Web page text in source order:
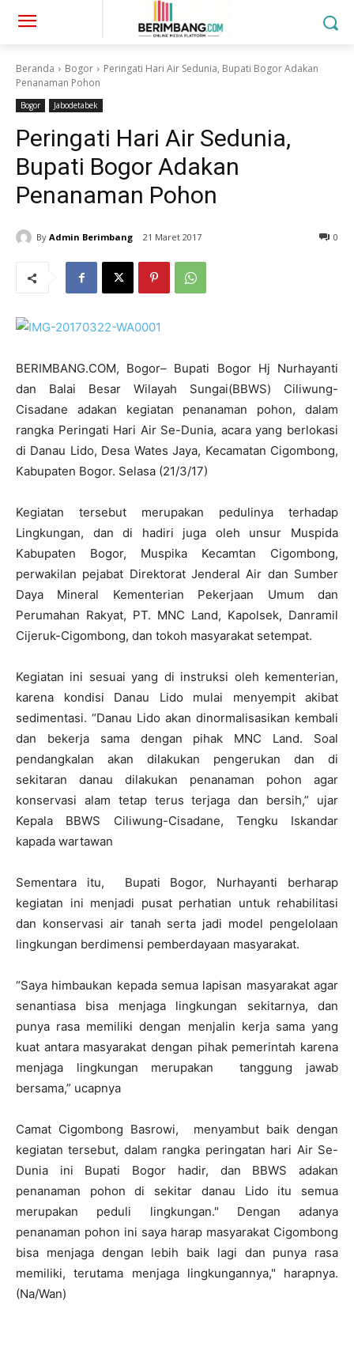
Beranda Bogor
Peringati Hari Air Sedunia, Bupati Bogor Adakan
Penanaman Pohon
Bogor Jabodetabek
Peringati Hari Air Sedunia,
Bupati Bogor Adakan
Penanaman Pohon
By Admin Berimbang 21 Maret 2017 0
BERIMBANG.COM, Bogor– Bupati Bogor Hj Nurhayanti
dan Balai Besar Wilayah Sungai(BBWS) Ciliwung-
Cisadane adakan kegiatan penanaman pohon, dalam
rangka Peringati Hari Air Se-Dunia, acara yang berlokasi
di Danau Lido, Desa Wates Jaya, Kecamatan Cigombong,
Kabupaten Bogor. Selasa (21/3/17)
Kegiatan tersebut merupakan pedulinya terhadap
Lingkungan, dan di hadiri juga oleh unsur Muspida
Kabupaten Bogor, Muspika Kecamtan Cigombong,
perwakilan pejabat Direktorat Jenderal Air dan Sumber
Daya Mineral Kementerian Pekerjaan Umum dan
Perumahan Rakyat, PT. MNC Land, Kapolsek, Danramil
Cijeruk-Cigombong, dan tokoh masyarakat setempat.
Kegiatan ini sesuai yang di instruksi oleh kementerian,
karena kondisi Danau Lido mulai menyempit akibat
sedimentasi. “Danau Lido akan dinormalisasikan kembali
dan bekerja sama dengan pihak MNC Land. Soal
pendangkalan akan dilakukan pengerukan dan di
sekitaran danau dilakukan penanaman pohon agar
konservasi alam tetap terus terjaga dan bersih,” ujar
Kepala BBWS Ciliwung-Cisadane, Tengku Iskandar
kapada wartawan
Sementara itu, Bupati Bogor, Nurhayanti berharap
kegiatan ini menjadi pusat perhatian untuk rehabilitasi
dan konservasi air tanah serta jadi model pengelolaan
lingkungan berdimensi pemberdayaan masyarakat.
“Saya himbaukan kepada semua lapisan masyarakat agar
senantiasa bisa menjaga lingkungan sekitarnya, dan
punya rasa memiliki dengan menjalin kerja sama yang
kuat antara masyarakat dengan pihak pemerintah karena
menjaga lingkungan merupakan tanggung jawab
bersama,” ucapnya
Camat Cigombong Basrowi, menyambut baik dengan
kegiatan tersebut, dalam rangka peringatan hari Air Se-
Dunia ini Bupati Bogor hadir, dan BBWS adakan
penanaman pohon di sekitar danau Lido itu semua
merupakan peduli lingkungan." Dengan adanya
penanaman pohon ini saya harap masyarakat Cigombong
bisa menjaga dengan lebih baik lagi dan punya rasa
memiliki, terutama menjaga lingkungannya," harapnya.
(Na/Wan)